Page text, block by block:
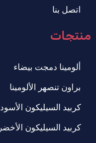
اتصل بنا
منتجات
ألومينا دمجت بيضاء
براون تنصهر الألومينا
كربيد السيليكون الأسود
كربيد السيليكون الأخضر